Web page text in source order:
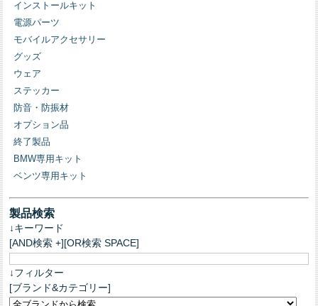
インストールキット
電源パーツ
モバイルアクセサリー
グッズ
ウェア
ステッカー
防音・防振材
オプション品
終了製品
BMW専用キット
ベンツ専用キット
製品検索
↓キーワード
[AND検索 +][OR検索 SPACE]
↓フィルター
[ブランド&カテゴリー]